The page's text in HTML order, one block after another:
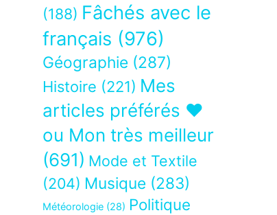
(188) Fâchés avec le
français (976)
Géographie (287)
Histoire (221) Mes
articles préférés ❤
ou Mon très meilleur
(691) Mode et Textile
(204) Musique (283)
Météorologie (28) Politique